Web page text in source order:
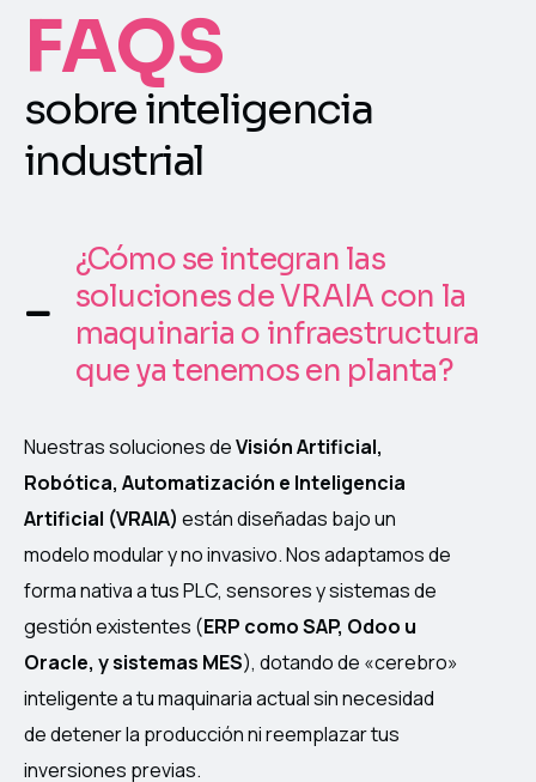
FAQS
sobre inteligencia
industrial
¿Cómo se integran las
soluciones de VRAIA con la
maquinaria o infraestructura
que ya tenemos en planta?
Nuestras soluciones deVisión Artificial,
Robótica, Automatización e Inteligencia
Artificial (VRAIA) están diseñadas bajo un
modelo modular y no invasivo. Nos adaptamos de
forma nativa a tus PLC, sensores y sistemas de
gestión existentes (ERP como SAP, Odoo u
Oracle, y sistemas MES), dotando de «cerebro»
inteligente a tu maquinaria actual sin necesidad
de detener la producción ni reemplazar tus
inversiones previas.